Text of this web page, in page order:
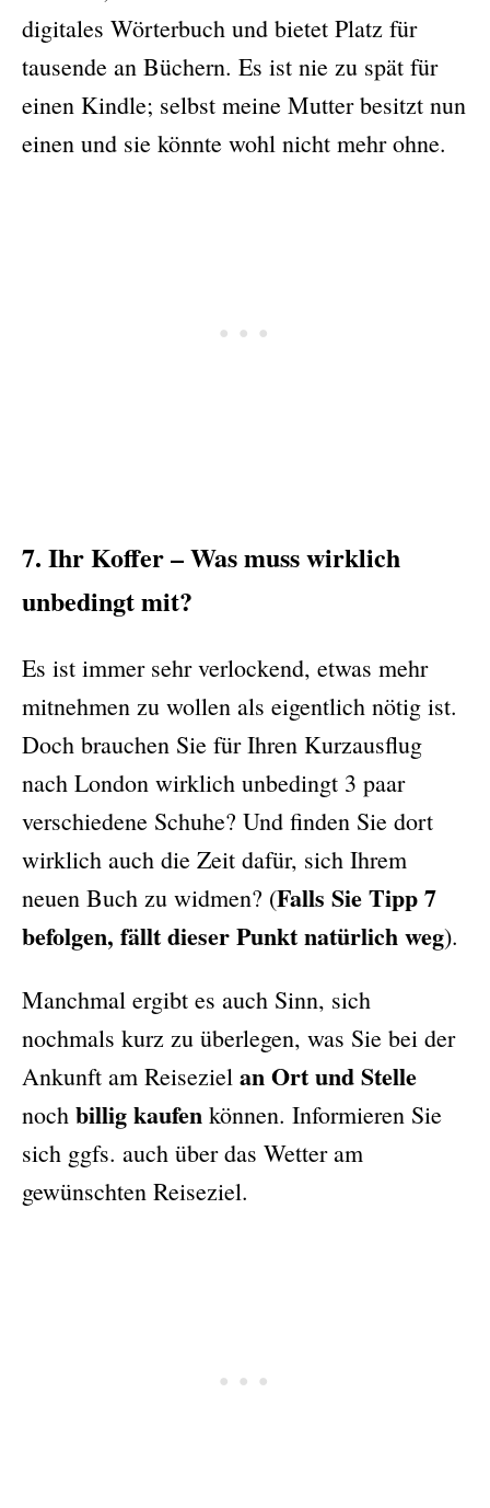
digitales Wörterbuch und bietet Platz für
tausende an Büchern. Es ist nie zu spät für
einen Kindle; selbst meine Mutter besitzt nun
einen und sie könnte wohl nicht mehr ohne.
7. Ihr Koffer – Was muss wirklich
unbedingt mit?
Es ist immer sehr verlockend, etwas mehr
mitnehmen zu wollen als eigentlich nötig ist.
Doch brauchen Sie für Ihren Kurzausflug
nach London wirklich unbedingt 3 paar
verschiedene Schuhe? Und finden Sie dort
wirklich auch die Zeit dafür, sich Ihrem
neuen Buch zu widmen? (Falls Sie Tipp 7
befolgen, fällt dieser Punkt natürlich weg).
Manchmal ergibt es auch Sinn, sich
nochmals kurz zu überlegen, was Sie bei der
Ankunft am Reiseziel an Ort und Stelle
noch billig kaufen können. Informieren Sie
sich ggfs. auch über das Wetter am
gewünschten Reiseziel.